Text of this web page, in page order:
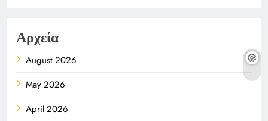
Αρχεία
August 2026
May 2026
April 2026